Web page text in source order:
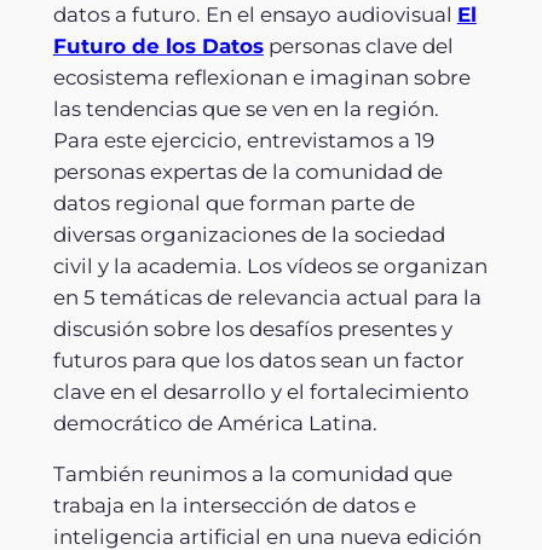
datos a futuro. En el ensayo audiovisual El
Futuro de los Datospersonas clave del
ecosistema reflexionan e imaginan sobre
las tendencias que se ven en la región.
Para este ejercicio, entrevistamos a 19
personas expertas de la comunidad de
datos regional que forman parte de
diversas organizaciones de la sociedad
civil y la academia. Los vídeos se organizan
en 5 temáticas de relevancia actual para la
discusión sobre los desafíos presentes y
futuros para que los datos sean un factor
clave en el desarrollo y el fortalecimiento
democrático de América Latina.
También reunimos a la comunidad que
trabaja en la intersección de datos e
inteligencia artificial en una nueva edición